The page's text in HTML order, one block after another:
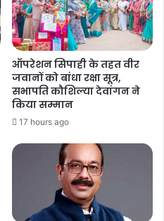
ऑपरेशन सिपाही के तहत वीर
जवानों को बांधा रक्षा सूत्र,
सभापति कौशिल्या देवांगन ने
किया सम्मान
17 hours ago